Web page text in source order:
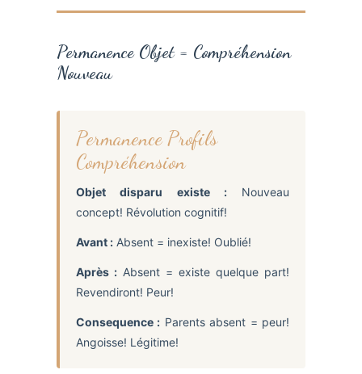
Permanence Objet = Compréhension
Nouveau
Permanence Profils
Compréhension
Objet disparu existe :Nouveau
concept! Révolution cognitif!
Avant : Absent = inexiste! Oublié!
Après : Absent = existe quelque part!
Revendiront! Peur!
Consequence : Parents absent = peur!
Angoisse! Légitime!